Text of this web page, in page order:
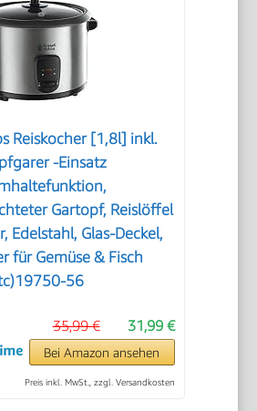
Reiskocher [1,8l] inkl.
-Einsatz
Gartopf, Reislöffel
Edelstahl, Glas-Deckel,
für Gemüse & Fisch
56
31,99 €
35,99 €
Bei Amazon ansehen
Preis inkl. MwSt., zzgl. Versandkosten